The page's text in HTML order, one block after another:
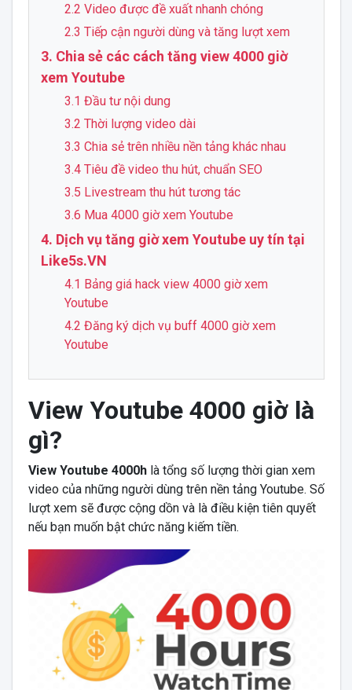
2.2 Video được đề xuất nhanh chóng
2.3 Tiếp cận người dùng và tăng lượt xem
3. Chia sẻ các cách tăng view 4000 giờ
xem Youtube
3.1 Đầu tư nội dung
3.2 Thời lượng video dài
3.3 Chia sẻ trên nhiều nền tảng khác nhau
3.4 Tiêu đề video thu hút, chuẩn SEO
3.5 Livestream thu hút tương tác
3.6 Mua 4000 giờ xem Youtube
4. Dịch vụ tăng giờ xem Youtube uy tín tại
Like5s.VN
4.1 Bảng giá hack view 4000 giờ xem
Youtube
4.2 Đăng ký dịch vụ buff 4000 giờ xem
Youtube
View Youtube 4000 giờ là
gì?
View Youtube 4000hlà tổng số lượng thời gian xem
video của những người dùng trên nền tảng Youtube. Số
lượt xem sẽ được cộng dồn và là điều kiện tiên quyết
nếu bạn muốn bật chức năng kiếm tiền.